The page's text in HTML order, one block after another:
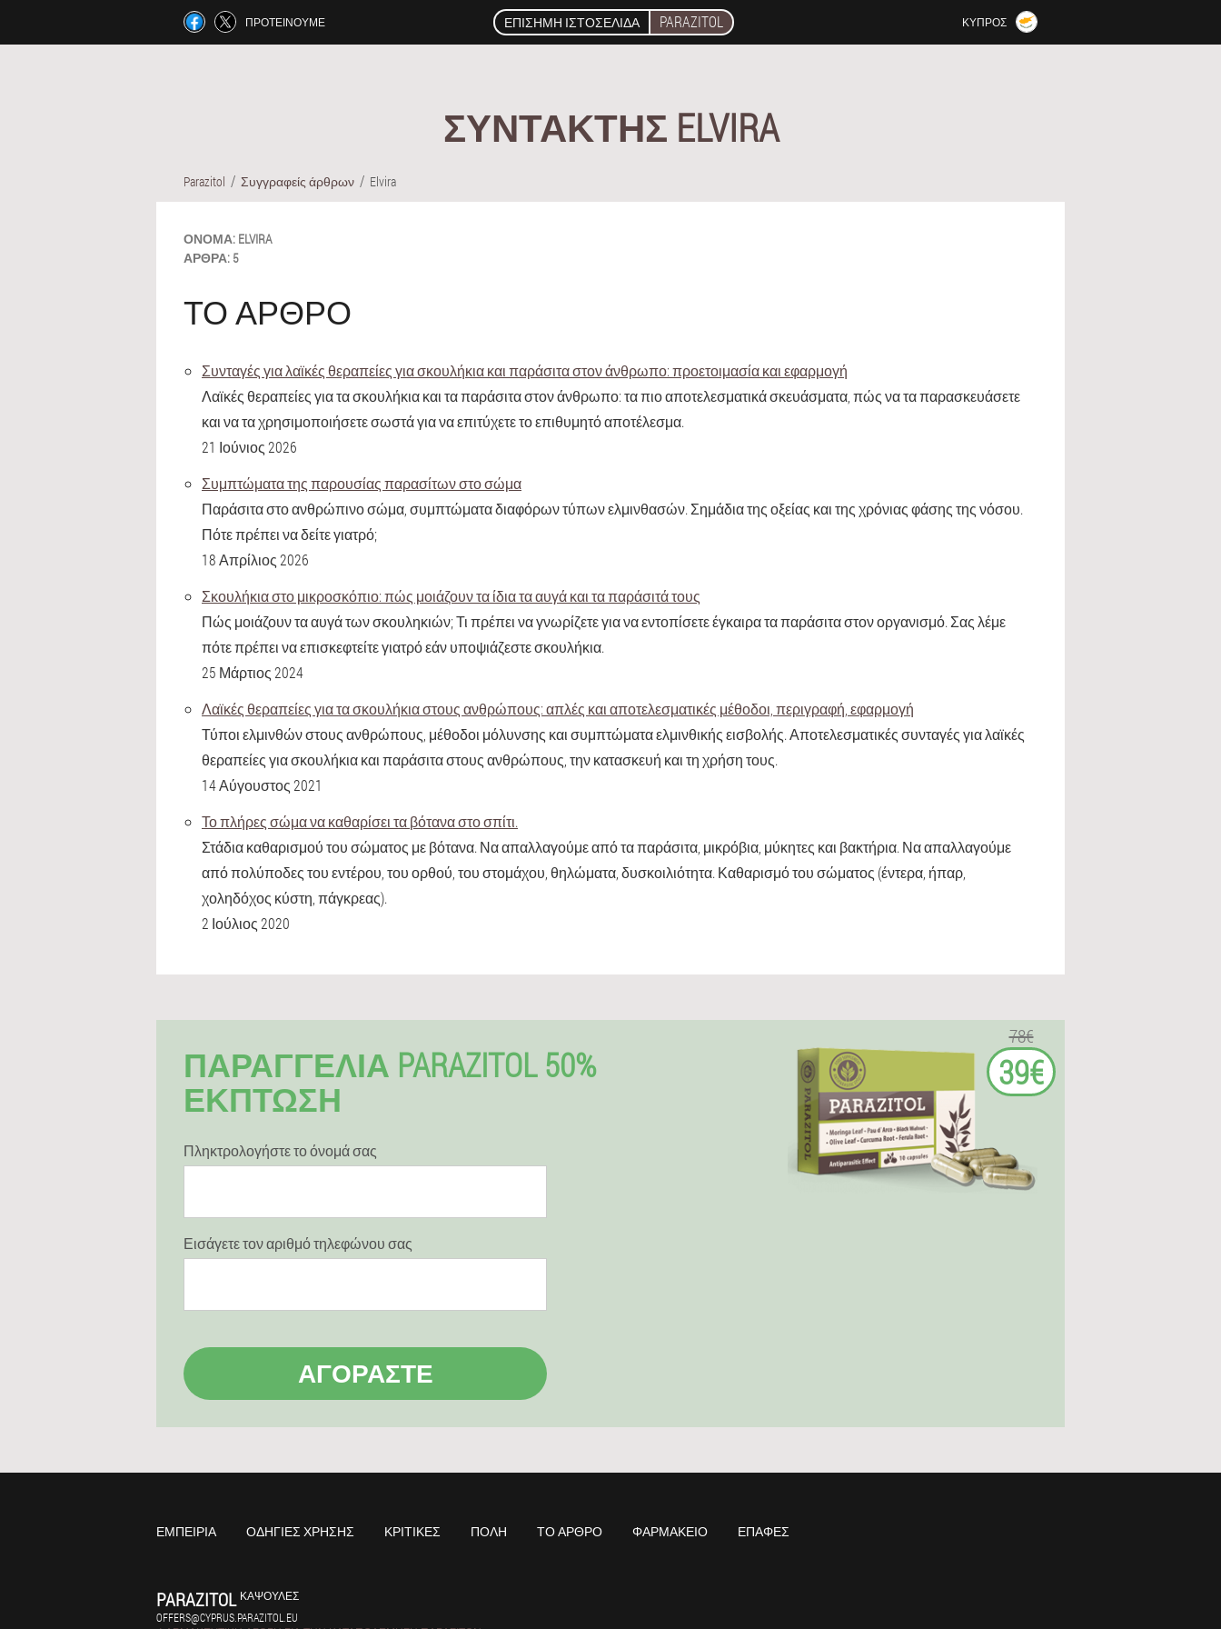
ΠΡΟΤΕΊΝΟΥΜΕ ΕΠΊΣΗΜΗ ΙΣΤΟΣΕΛΊΔΑ PARAZITOL ΚΎΠΡΟΣ
ΣΥΝΤΆΚΤΗΣ ELVIRA
Parazitol Συγγραφείς άρθρων Elvira
ΌΝΟΜΑ: ELVIRA
ΆΡΘΡΑ: 5
ΤΟ ΆΡΘΡΟ
Συνταγές για λαϊκές θεραπείες για σκουλήκια και παράσιτα στον άνθρωπο: προετοιμασία και εφαρμογή
Λαϊκές θεραπείες για τα σκουλήκια και τα παράσιτα στον άνθρωπο: τα πιο αποτελεσματικά σκευάσματα, πώς να τα παρασκευάσετε
και να τα χρησιμοποιήσετε σωστά για να επιτύχετε το επιθυμητό αποτέλεσμα.
21 Ιούνιος 2026
Συμπτώματα της παρουσίας παρασίτων στο σώμα
Παράσιτα στο ανθρώπινο σώμα, συμπτώματα διαφόρων τύπων ελμινθασών. Σημάδια της οξείας και της χρόνιας φάσης της νόσου.
Πότε πρέπει να δείτε γιατρό;
18 Απρίλιος 2026
Σκουλήκια στο μικροσκόπιο: πώς μοιάζουν τα ίδια τα αυγά και τα παράσιτά τους
Πώς μοιάζουν τα αυγά των σκουληκιών; Τι πρέπει να γνωρίζετε για να εντοπίσετε έγκαιρα τα παράσιτα στον οργανισμό. Σας λέμε
πότε πρέπει να επισκεφτείτε γιατρό εάν υποψιάζεστε σκουλήκια.
25 Μάρτιος 2024
Λαϊκές θεραπείες για τα σκουλήκια στους ανθρώπους: απλές και αποτελεσματικές μέθοδοι, περιγραφή, εφαρμογή
Τύποι ελμινθών στους ανθρώπους, μέθοδοι μόλυνσης και συμπτώματα ελμινθικής εισβολής. Αποτελεσματικές συνταγές για λαϊκές
θεραπείες για σκουλήκια και παράσιτα στους ανθρώπους, την κατασκευή και τη χρήση τους.
14 Αύγουστος 2021
Το πλήρες σώμα να καθαρίσει τα βότανα στο σπίτι.
Στάδια καθαρισμού του σώματος με βότανα. Να απαλλαγούμε από τα παράσιτα, μικρόβια, μύκητες και βακτήρια. Να απαλλαγούμε
από πολύποδες του εντέρου, του ορθού, του στομάχου, θηλώματα, δυσκοιλιότητα. Καθαρισμό του σώματος (έντερα, ήπαρ,
χοληδόχος κύστη, πάγκρεας).
2 Ιούλιος 2020
ΠΑΡΑΓΓΕΛΊΑ PARAZITOL 50%
ΈΚΠΤΩΣΗ
Πληκτρολογήστε το όνομά σας
Εισάγετε τον αριθμό τηλεφώνου σας
ΑΓΟΡΆΣΤΕ
78€
39€
ΕΜΠΕΙΡΊΑ ΟΔΗΓΊΕΣ ΧΡΉΣΗΣ ΚΡΙΤΙΚΈΣ ΠΌΛΗ ΤΟ ΆΡΘΡΟ ΦΑΡΜΑΚΕΊΟ ΕΠΑΦΈΣ
PARAZITOL ΚΆΨΟΥΛΕΣ
OFFERS@CYPRUS.PARAZITOL.EU